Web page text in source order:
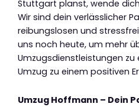
Stuttgart planst, wende
Wir sind dein verlässlicher
reibungslosen und
uns noch heute, um mehr
Umzugsdienstleistungen
Umzug zu einem positiven
Umzug Hoffmann – Dein